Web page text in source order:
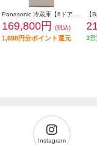
169,800円 (税込)
1,698円分ポイント還元 3営
Instagram